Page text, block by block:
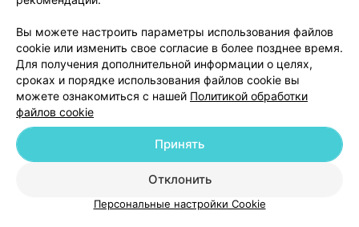
Персональные настройки cookie
Обработка персональных данных
© 2026 ООО «Артокс Лаб», УНП 191700409| 220012, Республика Беларусь,
г. Минск, улица Толбухина, 2, пом. 16 | help@103.by
Служба поддержки +375 291212755
Вы можете настроить параметры использования файлов
cookie или изменить свое согласие в более позднее время.
Для получения дополнительной информации о целях,
сроках и порядке использования файлов cookie вы
можете ознакомиться с нашей Политикой обработки
файлов cookie
Отклонить
Принять
Персональные настройки Cookie